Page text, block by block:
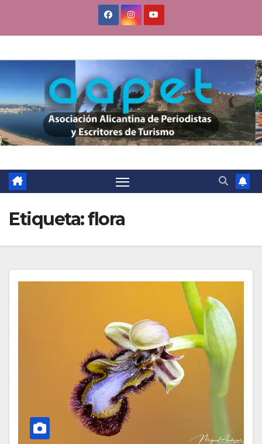
Etiqueta:flora